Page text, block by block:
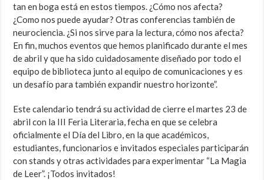
tan en boga está en estos tiempos. ¿Cómo nos afecta?
¿Como nos puede ayudar? Otras conferencias también de
neurociencia. ¿Si nos sirve para la lectura, cómo nos afecta?
En fin, muchos eventos que hemos planificado durante el mes
de abril y que ha sido cuidadosamente diseñado por todo el
equipo de biblioteca junto al equipo de comunicaciones y es
un desafío para también expandir nuestro horizonte”.
Este calendario tendrá su actividad de cierre el martes 23 de
abril con la III Feria Literaria, fecha en que se celebra
oficialmente el Día del Libro, en la que académicos,
estudiantes, funcionarios e invitados especiales participarán
con stands y otras actividades para experimentar “La Magia
de Leer”. ¡Todos invitados!